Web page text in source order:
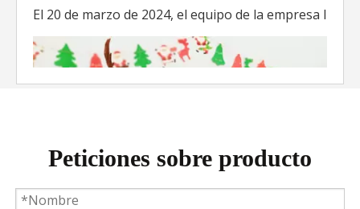
El 20 de marzo de 2024, el equipo de la empresa
Peticiones sobre producto